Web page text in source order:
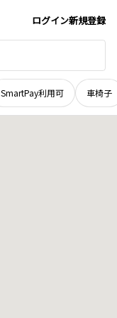
ログイン新規登録
SmartPay利用可 車椅子